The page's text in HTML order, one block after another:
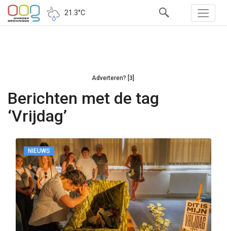
21.3°C
Adverteren? [3]
Berichten met de tag
‘Vrijdag’
NIEUWS